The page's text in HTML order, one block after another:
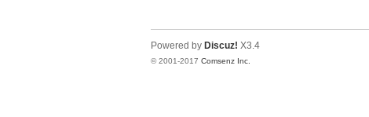
Powered by Discuz! X3.4
© 2001-2017 Comsenz Inc.